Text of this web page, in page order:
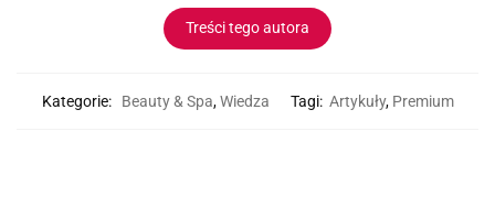
Treści tego autora
Kategorie: Beauty & Spa,Wiedza Tagi: Artykuły, Premium